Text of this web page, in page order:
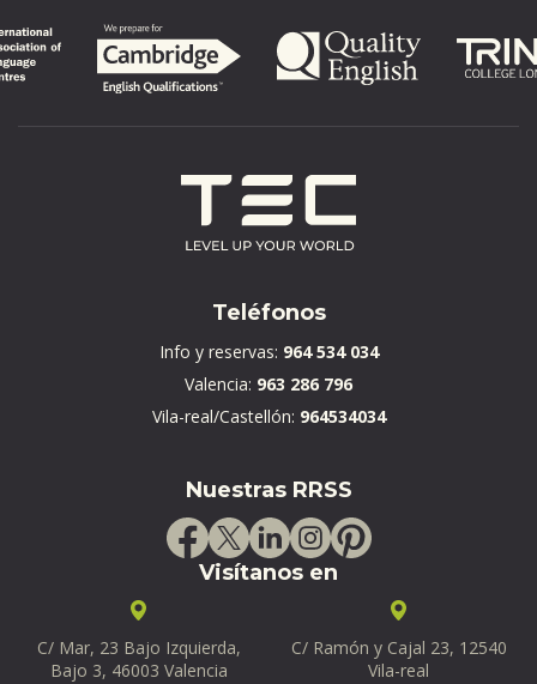
Teléfonos
Info y reservas: 964 534 034
Valencia: 963 286 796
Vila-real/Castellón: 964534034
Nuestras RRSS
Visítanos en
C/ Mar, 23 Bajo Izquierda,
Bajo 3, 46003 Valencia
C/ Ramón y Cajal 23, 12540
Vila-real